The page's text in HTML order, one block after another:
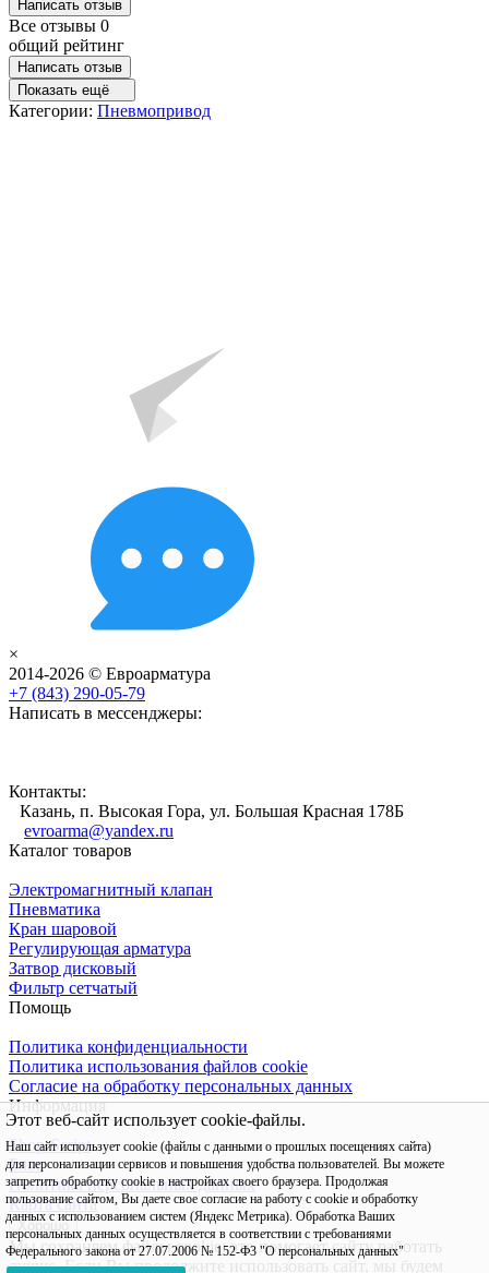
Написать отзыв
Все отзывы 0
общий рейтинг
Написать отзыв
Показать ещё
Категории: Пневмопривод
×
Этот веб-сайт использует cookie-файлы.
Наш сайт использует cookie (файлы с данными о прошлых посещениях сайта)
для персонализации сервисов и повышения удобства пользователей. Вы можете
запретить обработку cookie в настройках своего браузера. Продолжая
пользование сайтом, Вы даете свое согласие на работу с cookie и обработку
данных с использованием систем (Яндекс Метрика). Обработка Ваших
персональных данных осуществляется в соответствии с требованиями
Федерального закона от 27.07.2006 № 152-Ф3 "О персональных данных"
2014-2026 © Евроарматура
+7 (843) 290-05-79
Написать в мессенджеры:
Контакты:
Казань, п. Высокая Гора, ул. Большая Красная 178Б
evroarma@yandex.ru
Каталог товаров
Электромагнитный клапан
Пневматика
Кран шаровой
Регулирующая арматура
Затвор дисковый
Фильтр сетчатый
Помощь
Политика конфиденциальности
Политика использования файлов cookie
Согласие на обработку персональных данных
Информация
Shop-Script
Блог
Политика персональных данных
Карта сайта
Хорошо
Мы сохраняем файлы cookie: это помогает сайту работать
лучше. Если Вы продолжите использовать сайт, мы будем